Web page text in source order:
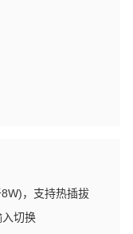
，支持热插拔
切换